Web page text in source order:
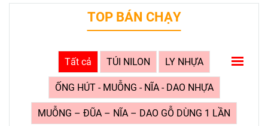
TOP BÁN CHẠY
Tất cả TÚI NILON LY NHỰA
ỐNG HÚT - MUỖNG - NĨA - DAO NHỰA
MUỖNG – ĐŨA – NĨA – DAO GỖ DÙNG 1 LẦN